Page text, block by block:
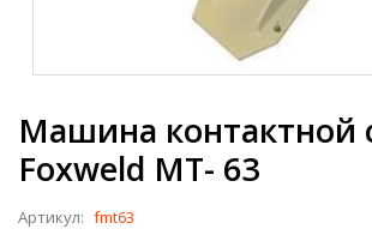
Машина контактной
Foxweld МТ- 63
Артикул: fmt63